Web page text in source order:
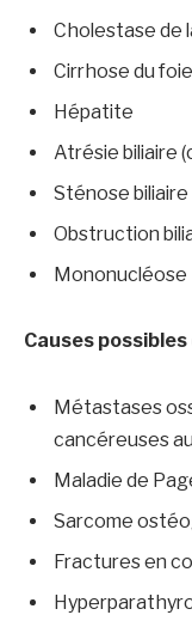
Cholestase de
Cirrhose du foie
Hépatite
Atrésie biliaire
Sténose biliaire
Obstruction
Mononucléose
Causes possibles
Métastases
cancéreuses
Maladie de
Sarcome
Fractures en